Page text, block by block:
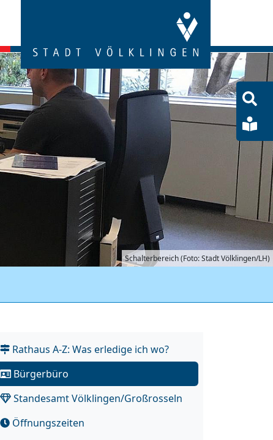
Schalterbereich (Foto: Stadt Völklingen/LH)
Rathaus A-Z: Was erledige ich wo?
Bürgerbüro
Standesamt Völklingen/Großrosseln
Öffnungszeiten